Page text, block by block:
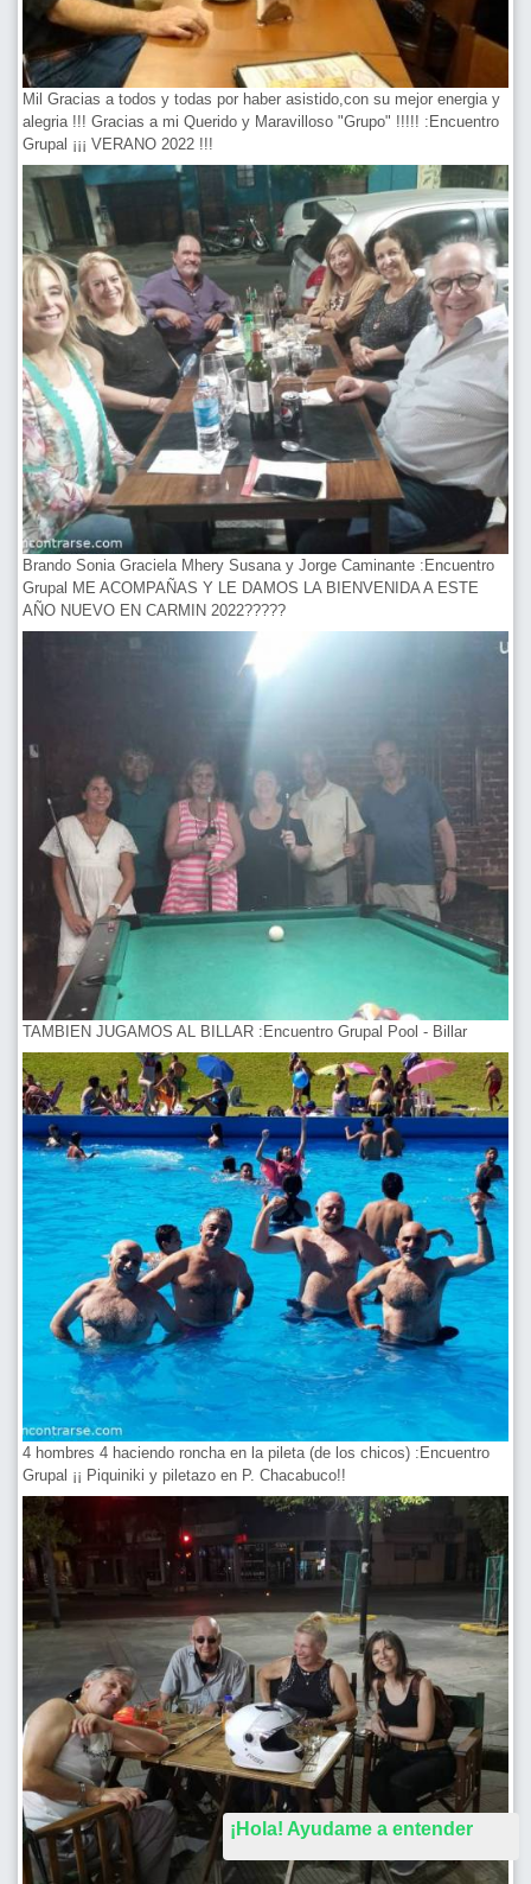
¡Hola! Ayudame a entender
Mil Gracias a todos y todas por haber asistido,con su mejor energia y
alegria !!! Gracias a mi Querido y Maravilloso "Grupo" !!!!! :Encuentro
Grupal ¡¡¡ VERANO 2022 !!!
Brando Sonia Graciela Mhery Susana y Jorge Caminante :Encuentro
Grupal ME ACOMPAÑAS Y LE DAMOS LA BIENVENIDA A ESTE
AÑO NUEVO EN CARMIN 2022?????
TAMBIEN JUGAMOS AL BILLAR :Encuentro Grupal Pool - Billar
4 hombres 4 haciendo roncha en la pileta (de los chicos) :Encuentro
Grupal ¡¡ Piquiniki y piletazo en P. Chacabuco!!